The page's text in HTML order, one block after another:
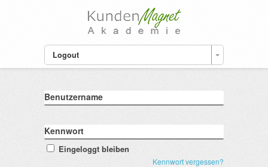
Logout
Benutzername
Kennwort
Eingeloggt bleiben
Kennwort vergessen?